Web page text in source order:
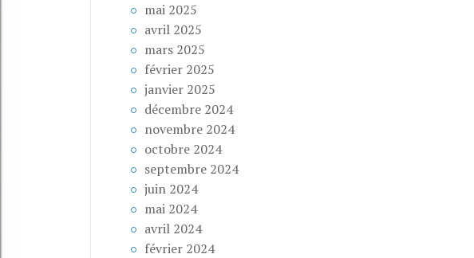
mai 2025
avril 2025
mars 2025
février 2025
janvier 2025
décembre 2024
novembre 2024
octobre 2024
septembre 2024
juin 2024
mai 2024
avril 2024
février 2024